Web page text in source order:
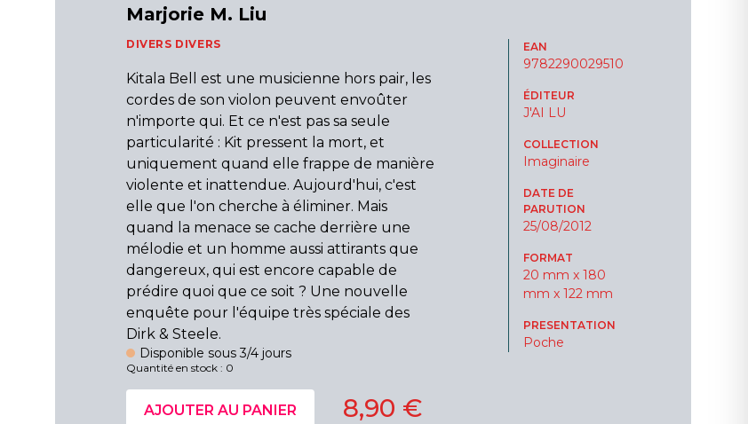
Marjorie M. Liu
DIVERS DIVERS
Kitala Bell est une musicienne hors pair, les
cordes de son violon peuvent envoûter
n'importe qui. Et ce n'est pas sa seule
particularité : Kit pressent la mort, et
uniquement quand elle frappe de manière
violente et inattendue. Aujourd'hui, c'est
elle que l'on cherche à éliminer. Mais
quand la menace se cache derrière une
mélodie et un homme aussi attirants que
dangereux, qui est encore capable de
prédire quoi que ce soit ? Une nouvelle
enquête pour l'équipe très spéciale des
Dirk & Steele.
Disponible sous 3/4 jours
Quantité en stock : 0
EAN
9782290029510
ÉDITEUR
J'AI LU
COLLECTION
Imaginaire
DATE DE
PARUTION
25/08/2012
FORMAT
20 mm x 180
mm x 122 mm
PRESENTATION
Poche
8,90 €
AJOUTER AU PANIER